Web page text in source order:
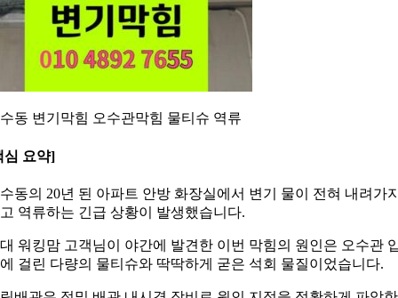
동 변기막힘 오수관막힘 물티슈 역류
심 요약]
동의 20년 된 아파트 안방 화장실에서 변기 물이 전혀 내려가
역류하는 긴급 상황이 발생했습니다.
워킹맘 고객님이 야간에 발견한 이번 막힘의 원인은 오수관
걸린 다량의 물티슈와 딱딱하게 굳은 석회 물질이었습니다.